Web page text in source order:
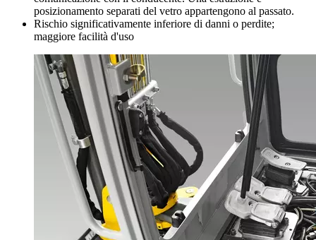
posizionamento separati del vetro appartengono al passato.
Rischio significativamente inferiore di danni o perdite;
maggiore facilità d'uso